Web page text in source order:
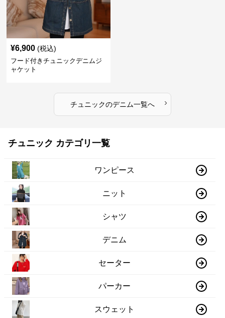
¥6,900 (税込)
フード付きチュニックデニムジ
ャケット
チュニックのデニム一覧へ ›
チュニック カテゴリ一覧
ワンピース
ニット
シャツ
デニム
セーター
パーカー
スウェット